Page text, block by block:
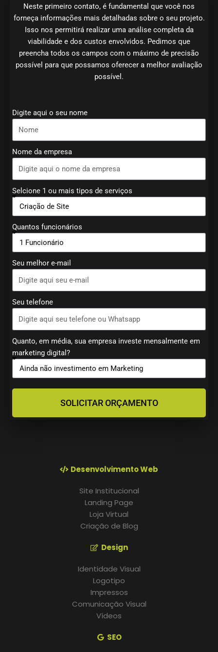
Neste primeiro contato, é fundamental que você nos
forneça informações mais detalhadas sobre o seu projeto.
Isso nos permitirá realizar uma análise completa da
viabilidade e dos custos envolvidos. Pedimos que
preencha todos os campos com o máximo de precisão
possível para que possamos oferecer a melhor avaliação
possível.
Digite aqui o seu nome
Nome da empresa
Selcione 1 ou mais tipos de serviços
Quantos funcionários
Seu melhor e-mail
Seu telefone
Quanto, em média, sua empresa investe mensalmente em
marketing digital?
SOLICITAR ORÇAMENTO
Desenvolvimento Web
Site Institucional
Landing Page
Loja Virtual
Criação de Blog
Design
Identidade Visual
Logotipo
Impressos
Comunicação Visual
Vídeos
SEO